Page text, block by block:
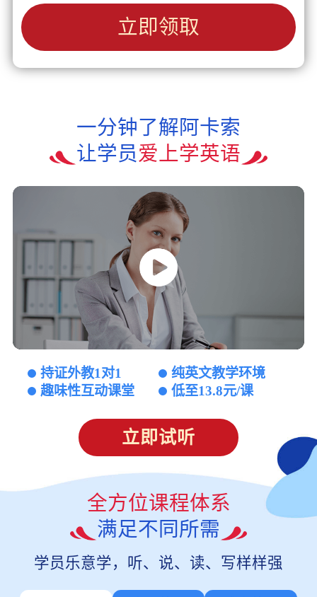
立即领取
一分钟了解阿卡索
让学员爱上学英语
持证外教1对1
纯英文教学环境
趣味性互动课堂
低至13.8元/课
立即试听
全方位课程体系
满足不同所需
学员乐意学，听、说、读、写样样强